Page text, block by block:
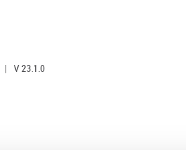
| V 23.1.0